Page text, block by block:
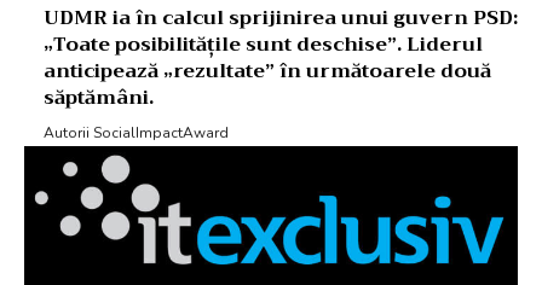
UDMR ia în calcul sprijinirea unui guvern PSD:
„Toate posibilitățile sunt deschise”. Liderul
anticipează „rezultate” în următoarele două
săptămâni.
Autorii SocialImpactAward